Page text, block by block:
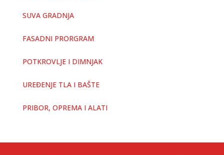
SUVA GRADNJA
FASADNI PRORGRAM
POTKROVLJE I DIMNJAK
UREĐENJE TLA I BAŠTE
PRIBOR, OPREMA I ALATI